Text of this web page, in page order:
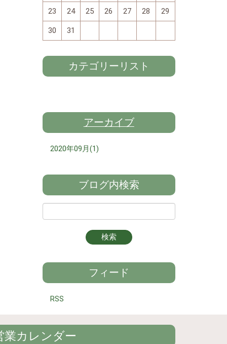
23 24 25 26 27 28 29
30 31
カテゴリーリスト
アーカイブ
2020年09月(1)
ブログ内検索
フィード
RSS
業カレンダー